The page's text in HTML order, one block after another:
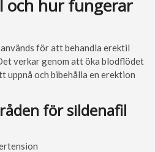
och hur fungerar
för att behandla erektil
verkar genom att öka blodflödet
uppnå och bibehålla en erektion
för sildenafil